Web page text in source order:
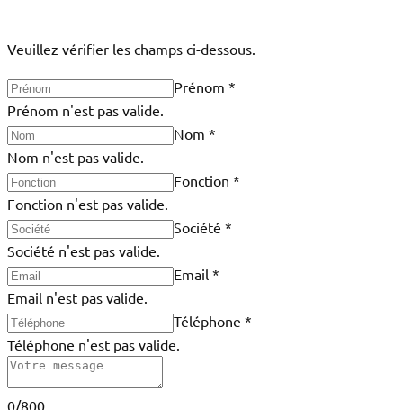
Veuillez vérifier les champs ci-dessous.
Prénom *
Prénom n'est pas valide.
Nom *
Nom n'est pas valide.
Fonction *
Fonction n'est pas valide.
Société *
Société n'est pas valide.
Email *
Email n'est pas valide.
Téléphone *
Téléphone n'est pas valide.
0/800